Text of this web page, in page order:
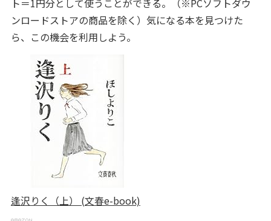
ト＝1円分として使うことができる。（※PCソフトダウ
ンロードストアの商品を除く）気になる本を見つけた
ら、この機会を利用しよう。
逢沢りく（上） (文春e-book)